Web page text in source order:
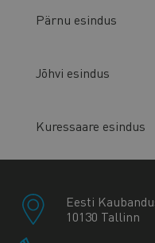
Pärnu esindus
Jõhvi esindus
Kuressaare esindus
Eesti
10130 Tallinn